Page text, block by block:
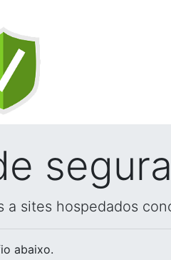
a sites hospedados
abaixo.